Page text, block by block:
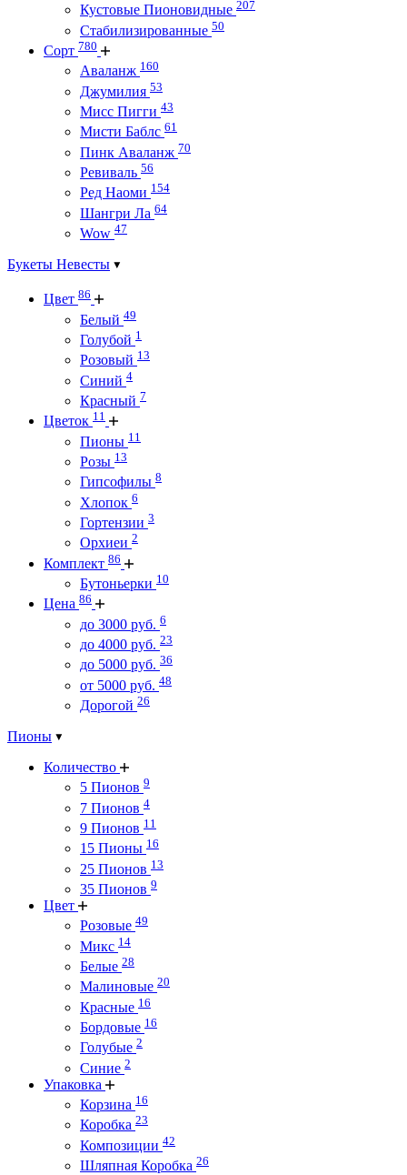
Кустовые Пионовидные 207
Стабилизированные 50
Сорт 780
Аваланж 160
Джумилия 53
Мисс Пигги 43
Мисти Баблс 61
Пинк Аваланж 70
Ревиваль 56
Ред Наоми 154
Шангри Ла 64
Wow 47
Букеты Невесты
Цвет 86
Белый 49
Голубой 1
Розовый 13
Синий 4
Красный 7
Цветок 11
Пионы 11
Розы 13
Гипсофилы 8
Хлопок 6
Гортензии 3
Орхиеи 2
Комплект 86
Бутоньерки 10
Цена 86
до 3000 руб. 6
до 4000 руб. 23
до 5000 руб. 36
от 5000 руб. 48
Дорогой 26
Пионы
Количество
5 Пионов 9
7 Пионов 4
9 Пионов 11
15 Пионы 16
25 Пионов 13
35 Пионов 9
Цвет
Розовые 49
Микс 14
Белые 28
Малиновые 20
Красные 16
Бордовые 16
Голубые 2
Синие 2
Упаковка
Корзина 16
Коробка 23
Композиции 42
Шляпная Коробка 26